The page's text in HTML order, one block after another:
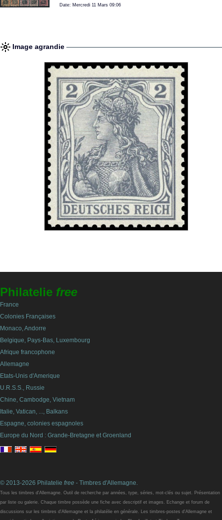
Date: Mercredi 11 Mars 09:06
Image agrandie
Philatelie free
France
Colonies Françaises
Monaco, Andorre
Belgique, Pays-Bas, Luxembourg
Afrique francophone
Allemagne
Etats-Unis d'Amerique
U.R.S.S., Russie
Chine, Cambodge, Vietnam
Italie, Vatican, ..., Balkans
Espagne, colonies espagnoles
Europe du Nord : Grande-Bretagne et Groenland
© 2013-2026 Philatelie free - Timbres d'Allemagne.
Tous les timbres d'Allemagne. Outil de recherche par années, type, séries, mot-clés ou sujet. Présentation
par liste ou galerie. Chaque timbre possède une fiche avec descriptif et images. Echange et forum de
discussions sur les timbres d'Allemagne et la philatélie en générale. Les timbres-postes d'Allemagne et